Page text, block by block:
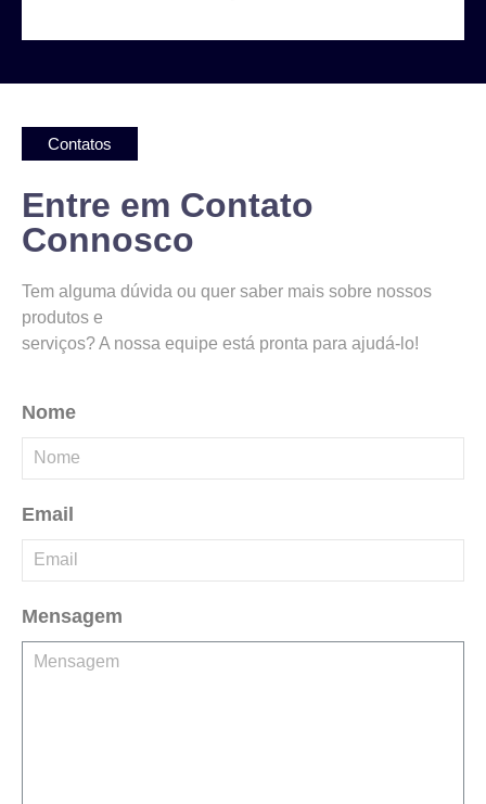
Contatos
Entre em Contato
Connosco
Tem alguma dúvida ou quer saber mais sobre nossos
produtos e
serviços? A nossa equipe está pronta para ajudá-lo!
Nome
Email
Mensagem